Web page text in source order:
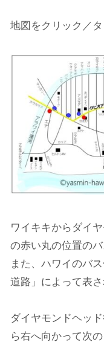
地図をクリック／
ワイキキからダイ
の赤い丸の位置のバ
また、ハワイのバ
道路」によって表さ
ダイヤモンドヘッ
ら右へ向かって次